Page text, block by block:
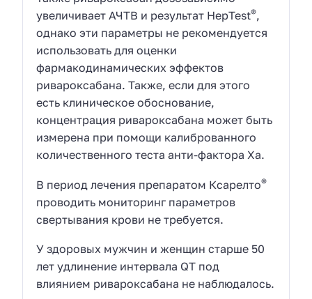
увеличивает АЧТВ и результат HepTest®,
однако эти параметры не рекомендуется
использовать для оценки
фармакодинамических эффектов
ривароксабана. Также, если для этого
есть клиническое обоснование,
концентрация ривароксабана может быть
измерена при помощи калиброванного
количественного теста анти-фактора Ха.
В период лечения препаратом Ксарелто®
проводить мониторинг параметров
свертывания крови не требуется.
У здоровых мужчин и женщин старше 50
лет удлинение интервала QT под
влиянием ривароксабана не наблюдалось.